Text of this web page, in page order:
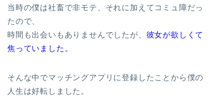
当時の僕は社畜で非モテ、それに加えてコミュ障だっ
たので、
時間も出会いもありませんでしたが、 彼女が欲しくて
焦っていました。
そんな中でマッチングアプリに登録したことから僕の
人生は好転しました。